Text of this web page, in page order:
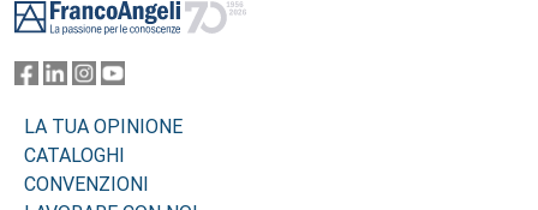
LA TUA OPINIONE
CATALOGHI
CONVENZIONI